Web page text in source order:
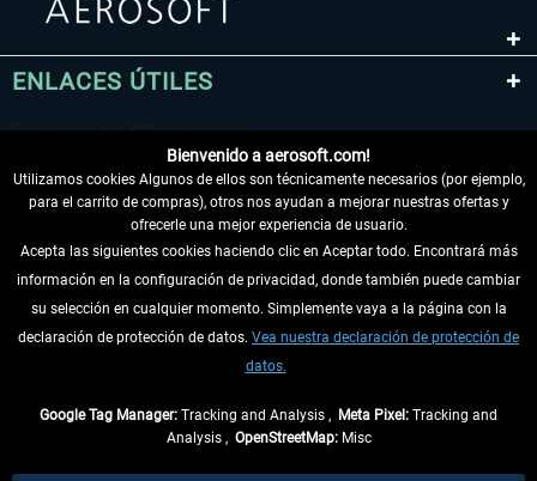
ENLACES ÚTILES
DESISTIR DEL CONTRATO
INFORMACIÓN
Bienvenido a aerosoft.com!
Utilizamos cookies Algunos de ellos son técnicamente necesarios (por ejemplo,
para el carrito de compras), otros nos ayudan a mejorar nuestras ofertas y
ofrecerle una mejor experiencia de usuario.
Acepta las siguientes cookies haciendo clic en Aceptar todo. Encontrará más
información en la configuración de privacidad, donde también puede cambiar
su selección en cualquier momento. Simplemente vaya a la página con la
declaración de protección de datos. Vea nuestra declaración de protección de
datos.
Google Tag Manager: Tracking and Analysis , Meta Pixel: Tracking and
Analysis , OpenStreetMap:Misc